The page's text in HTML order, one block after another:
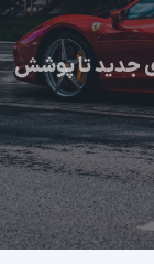
جدید تا پوشش